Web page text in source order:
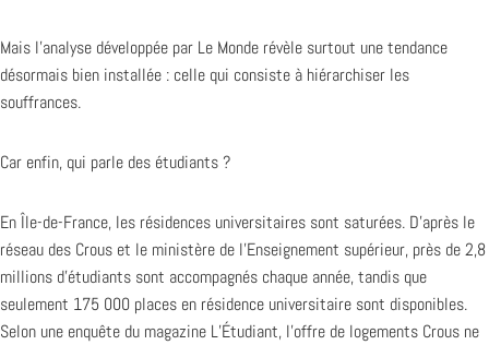
Mais l’analyse développée par Le Monde révèle surtout une tendance
désormais bien installée : celle qui consiste à hiérarchiser les
souffrances.
Car enfin, qui parle des étudiants ?
En Île-de-France, les résidences universitaires sont saturées. D’après le
réseau des Crous et le ministère de l’Enseignement supérieur, près de 2,8
millions d’étudiants sont accompagnés chaque année, tandis que
seulement 175 000 places en résidence universitaire sont disponibles.
Selon une enquête du magazine L’Étudiant, l’offre de logements Crous ne